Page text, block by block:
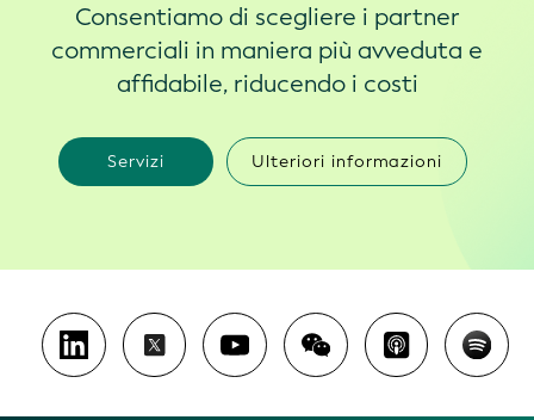
Consentiamo di scegliere i partner
commerciali in maniera più avveduta e
affidabile, riducendo i costi
Servizi Ulteriori informazioni